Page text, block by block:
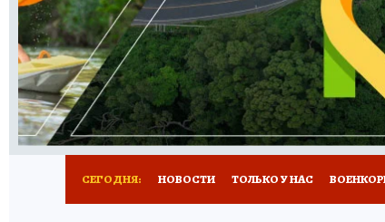
ПРЕСС-ЦЕНТР НЕДВИЖИМОСТЬ
РАДИО КП РЕКЛАМА ТЕСТЫ
СЕГОДНЯ: НОВОСТИ ТОЛЬКО У НАС